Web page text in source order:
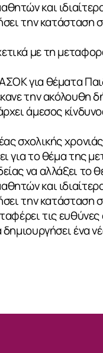
και
την κατάσταση
με τη
για θέματα
την ακόλουθη
άμεσος
σχολικής
για το θέμα της
να αλλάξει το
και
την κατάσταση
τις
ένα